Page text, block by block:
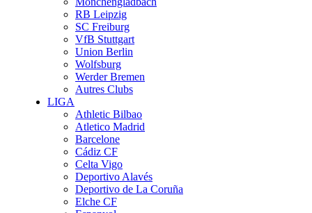
RB Leipzig
SC Freiburg
VfB Stuttgart
Union Berlin
Wolfsburg
Werder Bremen
Autres Clubs
LIGA
Athletic Bilbao
Atletico Madrid
Barcelone
Cádiz CF
Celta Vigo
Deportivo Alavés
Deportivo de La Coruña
Elche CF